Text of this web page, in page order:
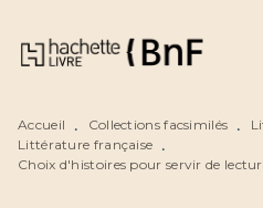
MENU RECHERCHE
Accueil • Collections facsimilés •
Littérature française •
Choix d'histoires pour servir de